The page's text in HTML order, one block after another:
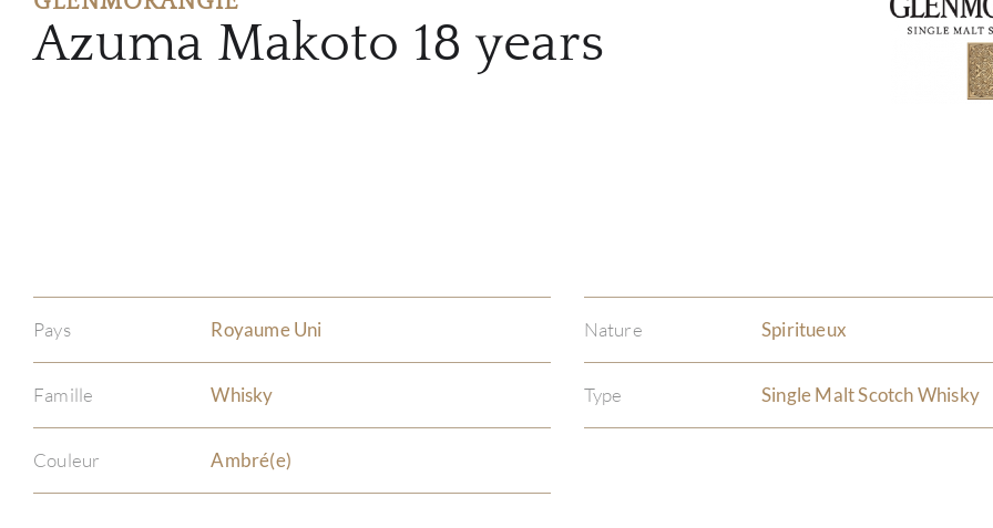
Azuma Makoto 18 years
Pays Royaume Uni Nature Spiritueux
Famille Whisky Type Single Malt Scotch Whisky
Couleur Ambré(e)